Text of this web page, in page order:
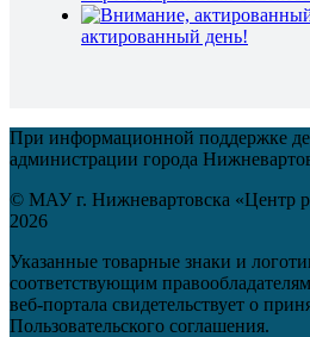
актированный день!
При информационной поддержке
администрации города
© МАУ г. Нижневартовска «Центр
2026
Указанные товарные знаки и
соответствующим
веб-портала свидетельствует о
Пользовательского соглашения.